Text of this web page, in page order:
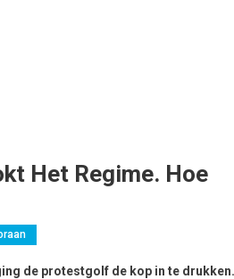
Het Regime. Hoe
de protestgolf de kop in te drukken.